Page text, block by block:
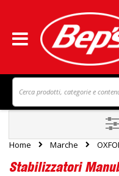
Home Marche
Stabilizzatori